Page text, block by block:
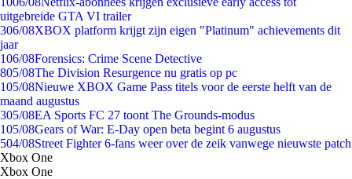
uitgebreide GTA VI trailer
306/08XBOX platform krijgt zijn eigen "Platinum" achievements dit
jaar
106/08Forensics: Crime Scene Detective
805/08The Division Resurgence nu gratis op pc
105/08Nieuwe XBOX Game Pass titels voor de eerste helft van de
maand augustus
305/08EA Sports FC 27 toont The Grounds-modus
105/08Gears of War: E-Day open beta begint 6 augustus
504/08Street Fighter 6-fans weer over de zeik vanwege nieuwste patch
Xbox One
Xbox One